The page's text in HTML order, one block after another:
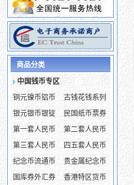
商品分类
中国钱币专区
铜元镍币铝币
古钱花钱系列
银元银币银锭
民国纸币票券
第一套人民币
第二套人民币
第三套人民币
四五套人民币
纪念币流通币
贵金属纪念币
国库券外汇券
香港特区货币